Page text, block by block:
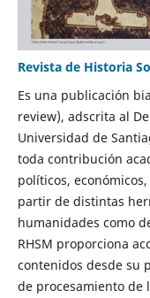
Revista de Historia
Es una publicación
review), adscrita al
Universidad de
toda contribución
políticos,
partir de distintas
humanidades como
RHSM proporciona
contenidos desde su
de procesamiento de